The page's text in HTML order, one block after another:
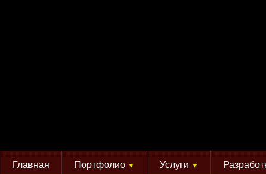
Главная Портфолио ▼ Услуги ▼